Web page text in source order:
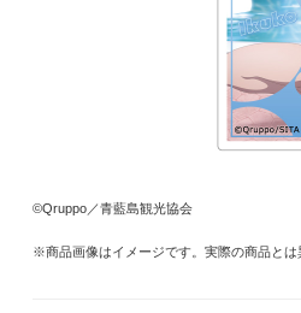
©Qruppo／青藍島観光協会
※商品画像はイメージです。実際の商品と